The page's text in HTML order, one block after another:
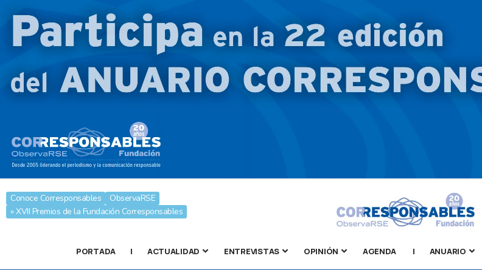
Conoce Corresponsables
ObservaRSE
» XVII Premios de la Fundación Corresponsables
PORTADA | ACTUALIDAD ENTREVISTAS OPINIÓN AGENDA | ANUARIO